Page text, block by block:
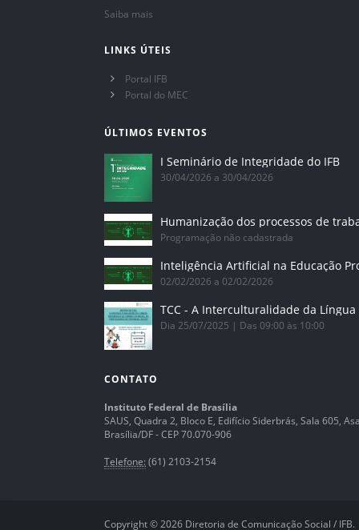
Saiba mais
LINKS ÚTEIS
Portal IFB
Portal do MEC
ÚLTIMOS EVENTOS
I Seminário de Integridade do IFB
30/04/2026 a 30/04/2026
Humanização dos processos de
Programação não cadastrada
02/02/2026 a 02/02/2026
Dia 25/07/2025 | Das 09:00 às 10:00
CONTATO
Instituto Federal de Brasília
SAUS, Quadra 2, Bloco E, Edifício Siderbrás, Sala 605,
Brasília/DF - CEP 70.070-906
Telefone: (61) 2103-2154
Copyright © 2026 Diretoria de Comunicação Social / IFB.